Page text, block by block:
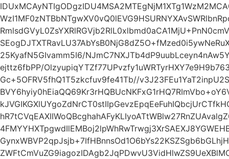
25KyafN5GIvamm5I6/
ejttz6fbPP/
Gc+5OFRV5fhQ1T5zkcfuv9fe41Tb//